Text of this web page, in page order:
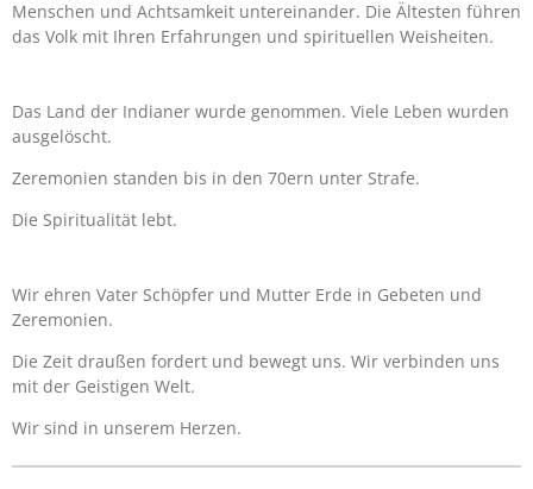
Menschen und Achtsamkeit untereinander. Die Ältesten führen
das Volk mit Ihren Erfahrungen und spirituellen Weisheiten.
Das Land der Indianer wurde genommen. Viele Leben wurden
ausgelöscht.
Zeremonien standen bis in den 70ern unter Strafe.
Die Spiritualität lebt.
Wir ehren Vater Schöpfer und Mutter Erde in Gebeten und
Zeremonien.
Die Zeit draußen fordert und bewegt uns. Wir verbinden uns
mit der Geistigen Welt.
Wir sind in unserem Herzen.